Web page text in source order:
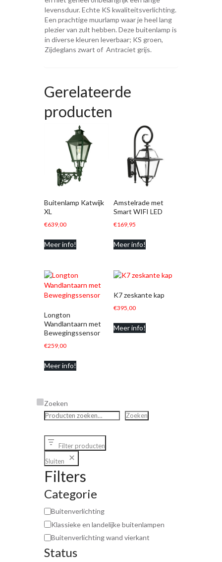
levensduur. Echte KS kwaliteitsverlichting.
Een prachtige muurlamp waar je heel lang
plezier van zult hebben. Deze buitenlamp is
in diverse kleuren leverbaar; KS groen,
Zijdeglans zwart of Antraciet grijs.
Gerelateerde
producten
Buitenlamp Katwijk
XL
€639,00
Meer info!
Amstelrade met
Smart WIFI LED
€169,95
Meer info!
Longton
Wandlantaarn met
Bewegingssensor
€259,00
Meer info!
K7 zeskante kap
€395,00
Meer info!
Zoeken
Zoeken
Filter producten
Sluiten
Filters
Categorie
Buitenverlichting
Klassieke en landelijke buitenlampen
Buitenverlichting wand vierkant
Status